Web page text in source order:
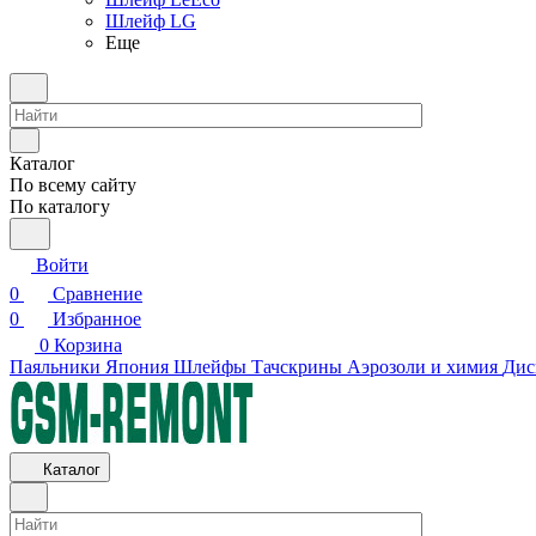
Шлейф LG
Еще
Каталог
По всему сайту
По каталогу
Войти
0
Сравнение
0
Избранное
0 Корзина
Паяльники Япония Шлейфы Тачскрины Аэрозоли и химия
Каталог